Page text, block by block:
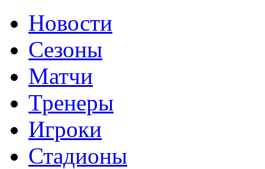
Новости
Сезоны
Матчи
Тренеры
Игроки
Стадионы